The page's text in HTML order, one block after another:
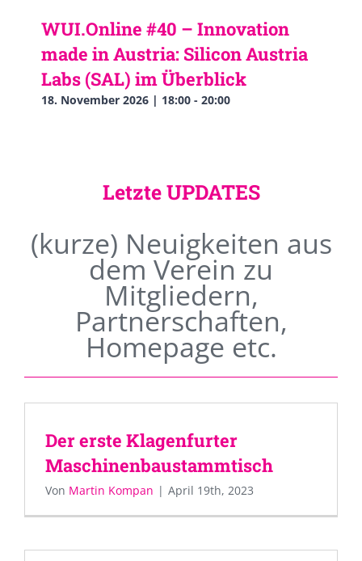
WUI.Online #40 – Innovation
made in Austria: Silicon Austria
Labs (SAL) im Überblick
18. November 2026 | 18:00 - 20:00
Letzte UPDATES
(kurze) Neuigkeiten aus
dem Verein zu
Mitgliedern,
Partnerschaften,
Homepage etc.
Der erste Klagenfurter
Maschinenbaustammtisch
Von Martin Kompan | April 19th, 2023